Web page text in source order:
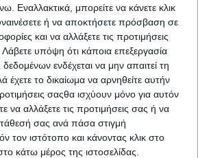
Εναλλακτικά, μπορείτε να κάνετε κλικ
ή να αποκτήσετε πρόσβαση σε
και να αλλάξετε τις προτιμήσεις
Λάβετε υπόψη ότι κάποια επεξεργασία
ενδέχεται να μην απαιτεί τη
το δικαίωμα να αρνηθείτε αυτήν
σαςθα ισχύουν μόνο για αυτόν
να αλλάξετε τις προτιμήσεις σας ή να
σας ανά πάσα στιγμή
τον ιστότοπο και κάνοντας κλικ στο
κάτω μέρος της ιστοσελίδας.
δωρεάν αγγελιών, από το 1995!